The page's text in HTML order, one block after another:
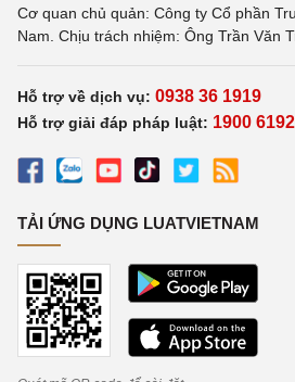
Cơ quan chủ quản: Công ty Cổ phần
Nam. Chịu trách nhiệm: Ông Trần Văn
Hỗ trợ về dịch vụ: 0938 36 1919
Hỗ trợ giải đáp pháp luật: 1900 6192
TẢI ỨNG DỤNG LUATVIETNAM